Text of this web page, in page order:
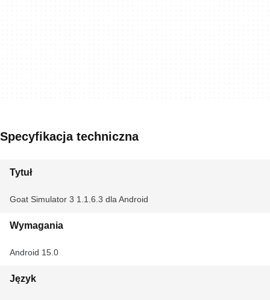
Specyfikacja techniczna
Tytuł
Goat Simulator 3 1.1.6.3 dla Android
Wymagania
Android 15.0
Język